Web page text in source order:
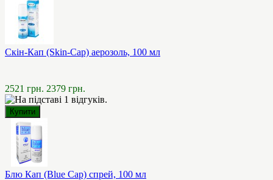
Скін-Кап (Skin-Cap) аерозоль, 100 мл
2521 грн. 2379 грн.
Блю Кап (Blue Cap) спрей, 100 мл